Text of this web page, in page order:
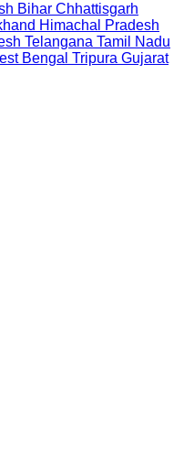
Bihar Chhattisgarh
Himachal Pradesh
Telangana Tamil Nadu
Bengal Tripura Gujarat